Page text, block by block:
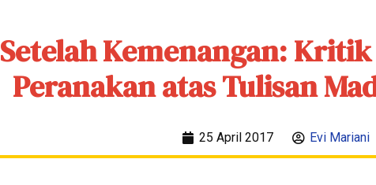
Setelah Kemenangan:
Peranakan atas Tulisan
25 April 2017 Evi Mariani